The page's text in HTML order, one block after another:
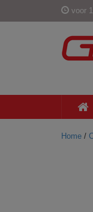
voor
Home /